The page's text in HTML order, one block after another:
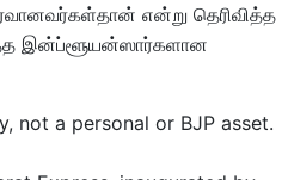
என்று தெரிவித்த
இன்ப்ளூயன்ஸார்களான
not a personal or BJP asset.